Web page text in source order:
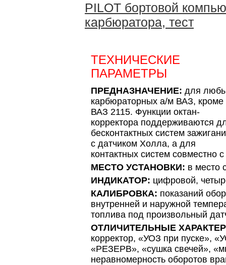
PILOT бортовой
карбюратора, тест
ТЕХНИЧЕСКИЕ
ПАРАМЕТРЫ
ПРЕДНАЗНАЧЕНИЕ: для
карбюраторных а/м ВАЗ, кроме
ВАЗ 2115. Функции октан-
корректора поддерживаются
бесконтактных систем
с датчиком Холла, а для
контактных систем совместно
МЕСТО УСТАНОВКИ: в место
ИНДИКАТОР: цифровой,
КАЛИБРОВКА: показаний
внутренней и наружной
топлива под произвольный
ОТЛИЧИТЕЛЬНЫЕ
корректор, «УОЗ при пуске»,
«РЕЗЕРВ», «сушка свечей»,
неравномерность оборотов